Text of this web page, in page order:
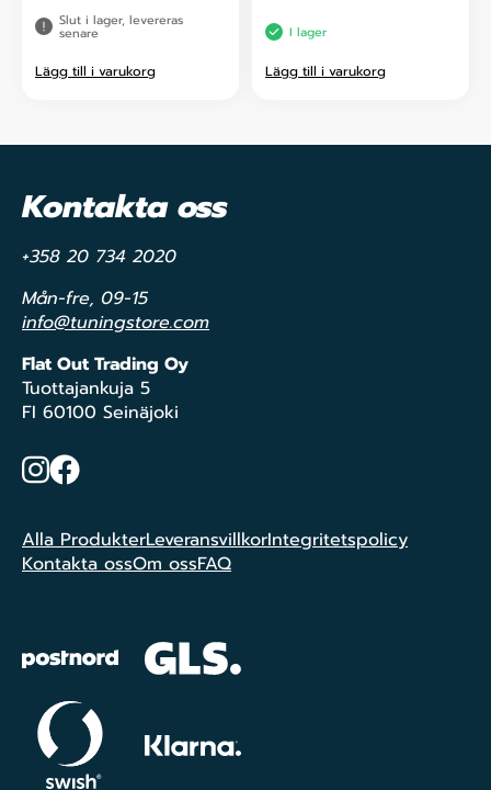
Slut i lager, levereras
senare
Lägg till i varukorg
I lager
Lägg till i varukorg
Kontakta oss
+358 20 734 2020
Mån-fre, 09-15
info@tuningstore.com
Flat Out Trading Oy
Tuottajankuja 5
FI 60100 Seinäjoki
Instagram
Facebook
Alla ProdukterLeveransvillkorIntegritetspolicy
Kontakta ossOm ossFAQ